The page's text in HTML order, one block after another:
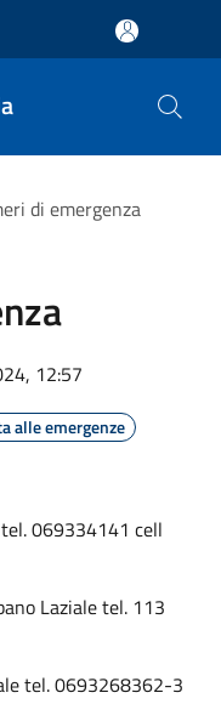
di emergenza
12:57
alle emergenze
069334141 cell
Laziale tel. 113
tel. 0693268362-3